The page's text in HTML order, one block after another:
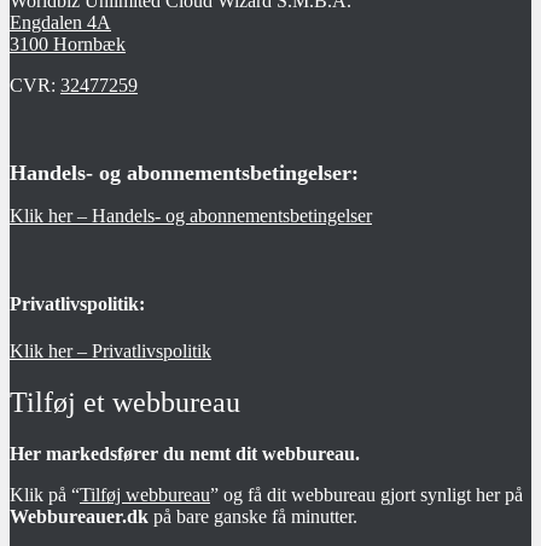
Engdalen 4A
3100 Hornbæk
CVR: 32477259
Handels- og abonnementsbetingelser:
Klik her – Handels- og abonnementsbetingelser
Privatlivspolitik:
Klik her – Privatlivspolitik
Tilføj et webbureau
Her markedsfører du nemt dit webbureau.
Klik på “Tilføj webbureau” og få dit webbureau gjort synligt her på
Webbureauer.dk på bare ganske få minutter.